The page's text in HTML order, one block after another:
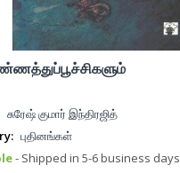
சுரேஷ் குமார் இந்திரஜித்
புதினங்கள்
- Shipped in 5-6 business days